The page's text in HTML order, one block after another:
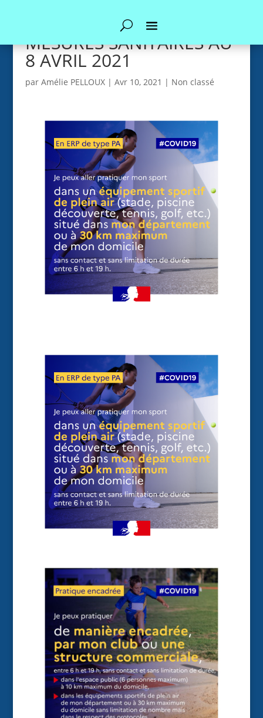
MESURES SANITAIRES AU
8 AVRIL 2021
par Amélie PELLOUX| Avr 10, 2021 | Non classé